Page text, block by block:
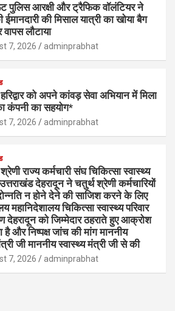
पुलिस आरक्षी और ट्रैफिक वॉलंटियर ने
की मिसाल यात्री का खोया बैग
लौटाया
7, 2026 adminprabhat
हरिद्वार को अपने कांवड़ सेवा अभियान में मिला
कंपनी का सहयोग*
7, 2026 adminprabhat
राज्य कर्मचारी संघ चिकित्सा स्वास्थ्य
देहरादून ने चतुर्थ श्रेणी कर्मचारियों
न होने देने की साजिश करने के लिए
महानिदेशालय चिकित्सा स्वास्थ्य परिवार
देहरादून को जिम्मेदार ठहराते हुए आक्रोश
है और निष्पक्ष जांच की मांग माननीय
जी माननीय स्वास्थ्य मंत्री जी से की
7, 2026 adminprabhat